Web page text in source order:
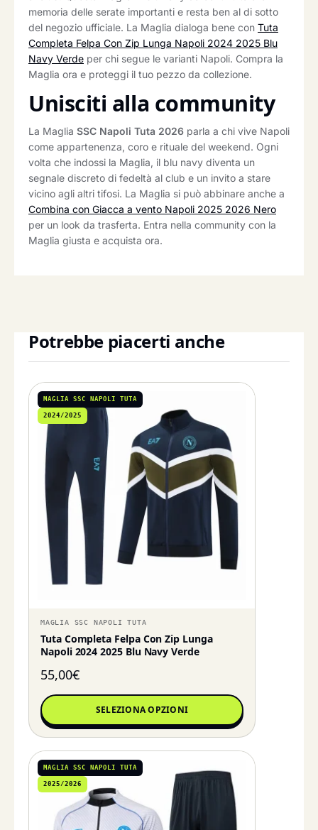
memoria delle serate importanti e resta ben al di sotto
del negozio ufficiale. La Maglia dialoga bene con Tuta
Completa Felpa Con Zip Lunga Napoli 2024 2025 Blu
Navy Verde per chi segue le varianti Napoli. Compra la
Maglia ora e proteggi il tuo pezzo da collezione.
Unisciti alla community
La Maglia SSC Napoli Tuta 2026 parla a chi vive Napoli
come appartenenza, coro e rituale del weekend. Ogni
volta che indossi la Maglia, il blu navy diventa un
segnale discreto di fedeltà al club e un invito a stare
vicino agli altri tifosi. La Maglia si può abbinare anche a
Combina con Giacca a vento Napoli 2025 2026 Nero
per un look da trasferta. Entra nella community con la
Maglia giusta e acquista ora.
Potrebbe piacerti anche
MAGLIA SSC NAPOLI TUTA
2024/2025
MAGLIA SSC NAPOLI TUTA
Tuta Completa Felpa Con Zip Lunga
Napoli 2024 2025 Blu Navy Verde
55,00€
SELEZIONA OPZIONI
MAGLIA SSC NAPOLI TUTA
2025/2026